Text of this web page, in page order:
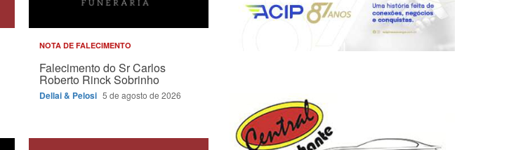
NOTA DE FALECIMENTO
Falecimento do Sr Carlos
Roberto Rinck Sobrinho
Dellai & Pelosi 5 de agosto de 2026